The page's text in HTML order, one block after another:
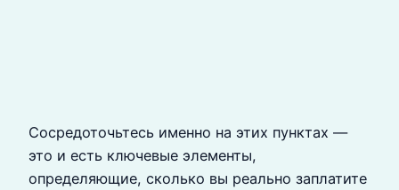
Сосредоточьтесь именно на этих пунктах —
это и есть ключевые элементы,
определяющие, сколько вы реально заплатите